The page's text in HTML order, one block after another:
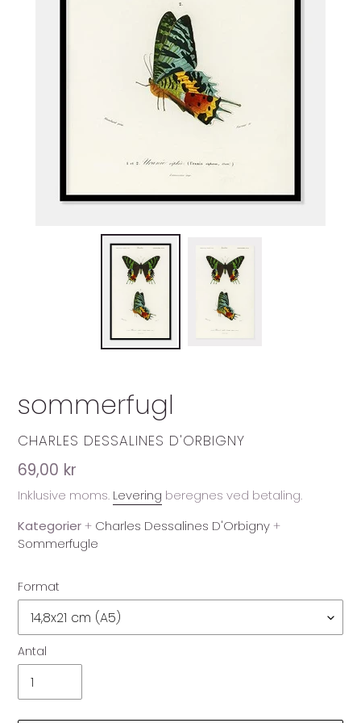
sommerfugl
FORHANDLER
CHARLES DESSALINES D'ORBIGNY
Normalpris
69,00 kr
Inklusive moms. Levering beregnes ved betaling.
Kategorier+ Charles Dessalines D'Orbigny+
Sommerfugle
Format
Antal